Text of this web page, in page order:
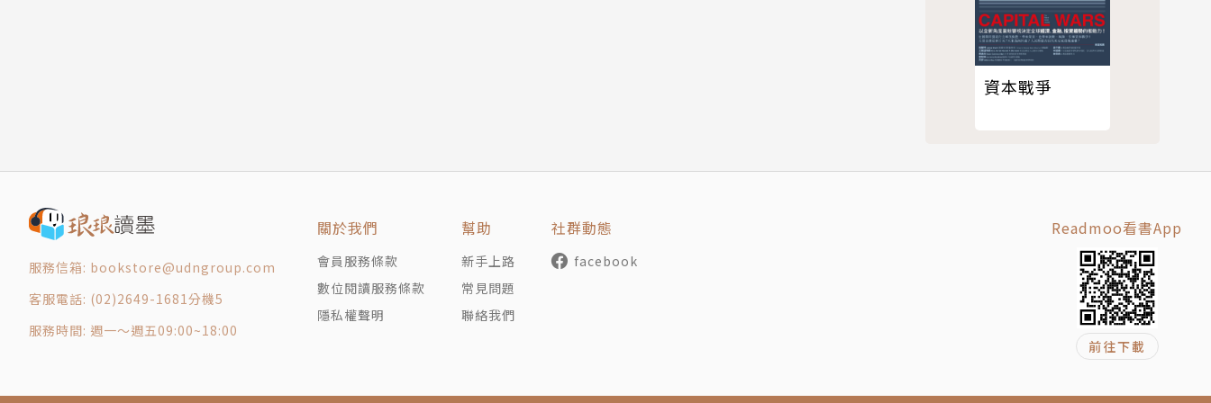
• 轉換成本：顧客預期如果下次購買時轉換至另一家供應商，將發生的價值損失。SAP、Oracle、Adobe；手機ios系
統VS.其他手機系統
• 堅實品牌：從賣方的歷史資訊衍生出的持久屬性，使得客觀上比相同產品競爭者具有較高報價能力。→愛馬仕皮包
（成功）VS愛馬仕白蘭地（失敗）、保時捷跑車（成功）VS.保時捷太陽眼鏡（失敗）
• 壟斷資源：以具吸引力的條件取得一項令人垂涎、能夠獨立取得資產的優惠渠道。→皮克斯動畫VS.其他動畫
• 流程效能：深植於公司內、並促成較低成本及較優產品的組織與活動，只有長期的努力才能做到。→TOYATA VS.通用
CHAPTER 3 反向定位：進退兩難
柏格的愚行
效益面與障礙面
反向定位vs.破壞性技術
反向定位的觀察
資本戰爭
服務信箱: bookstore@udngroup.com
客服電話: (02)2649-1681分機5
服務時間: 週一～週五09:00~18:00
關於我們
會員服務條款
數位閱讀服務條款
隱私權聲明
幫助
新手上路
常見問題
聯絡我們
社群動態
facebook
Readmoo看書App
前往下載